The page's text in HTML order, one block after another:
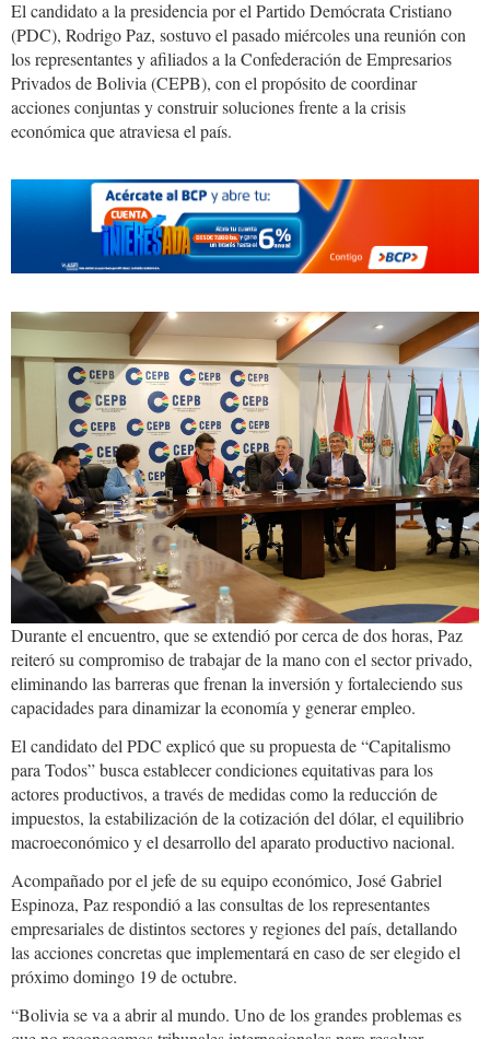
El candidato a la presidencia por el Partido Demócrata Cristiano
(PDC), Rodrigo Paz, sostuvo el pasado miércoles una reunión con
los representantes y afiliados a la Confederación de Empresarios
Privados de Bolivia (CEPB), con el propósito de coordinar
acciones conjuntas y construir soluciones frente a la crisis
económica que atraviesa el país.
Rodrigo
paz
10.jpg
Durante el encuentro, que se extendió por cerca de dos horas, Paz
reiteró su compromiso de trabajar de la mano con el sector privado,
eliminando las barreras que frenan la inversión y fortaleciendo sus
capacidades para dinamizar la economía y generar empleo.
El candidato del PDC explicó que su propuesta de “Capitalismo
para Todos” busca establecer condiciones equitativas para los
actores productivos, a través de medidas como la reducción de
impuestos, la estabilización de la cotización del dólar, el equilibrio
macroeconómico y el desarrollo del aparato productivo nacional.
Acompañado por el jefe de su equipo económico, José Gabriel
Espinoza, Paz respondió a las consultas de los representantes
empresariales de distintos sectores y regiones del país, detallando
las acciones concretas que implementará en caso de ser elegido el
próximo domingo 19 de octubre.
“Bolivia se va a abrir al mundo. Uno de los grandes problemas es